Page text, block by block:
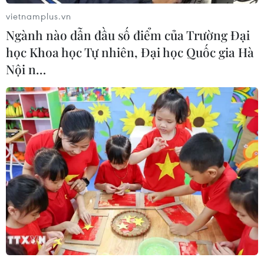
Qatar Airways cảnh báo về triển vọng của
ngành hàng không thế giới
12/10/2020 11:45
Giám đốc điều hành hãng hàng không Qatar Airways
dự báo sẽ sớm có những vụ "sụp đổ" của các hãng
hàng không trên khắp thế giới khi làn sóng đợt hai dự
kiến còn khốc liệt hơn đợt thứ nhất.
vietnamplus.vn
Ngành nào dẫn đầu số điểm của Trường Đại
học Khoa học Tự nhiên, Đại học Quốc gia Hà
Nội n…